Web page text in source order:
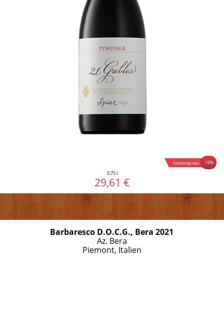
-10%
Aktionspreis
0,75 l
29,61 €
Barbaresco D.O.C.G., Bera 2021
Az. Bera
Piemont, Italien